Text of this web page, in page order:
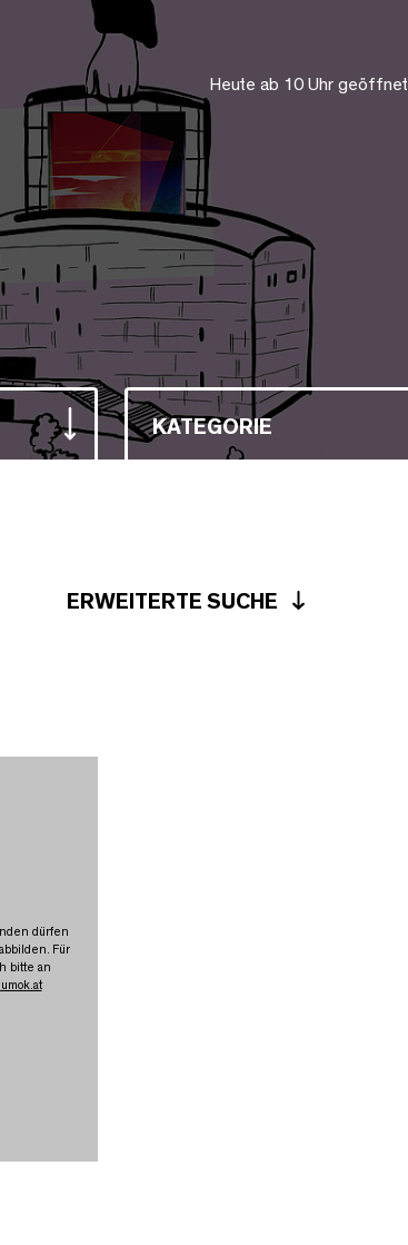
Heute ab 10 Uhr geöffnet
KATEGORIE
ERWEITERTE SUCHE
dürfen
Für
bitte an